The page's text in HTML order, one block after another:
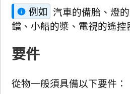
例如 汽車的備胎、燈
鐺、小船的槳、電視的遙控
要件
從物一般須具備以下要件：